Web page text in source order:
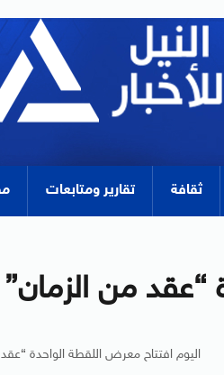
ثقافة تقارير ومتابعات
من الزمان”